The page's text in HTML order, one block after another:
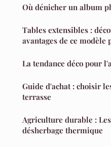
Où dénicher un album
Tables extensibles :
avantages de ce modèle
La tendance déco pour
Guide d'achat : choisir
terrasse
Agriculture durable :
désherbage thermique